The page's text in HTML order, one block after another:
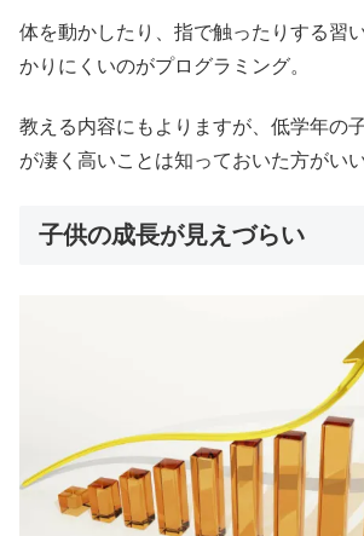
体を動かしたり、指で触ったりする習
かりにくいのがプログラミング。
教える内容にもよりますが、低学年の
が凄く高いことは知っておいた方がい
子供の成長が見えづらい